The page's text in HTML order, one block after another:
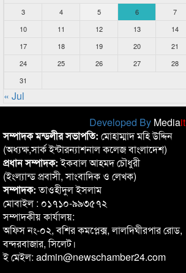
3
4 5 6 7
10
11 12 13 14
17
18 19 20 21
24
25 26 27 28
31
« Jul
Developed By Mediait
সম্পাদক মন্ডলীর সভাপতি: মোহাম্মাদ মহি উদ্দিন
(অধ্যক্ষ,সার্ক ইন্টারন্যাশনাল কলেজ বাংলাদেশ)
প্রধান সম্পাদক:ইকবাল আহমদ চৌধুরী
(ইংল্যান্ড প্রবাসী, সাংবাদিক ও লেখক)
সম্পাদক:তাওহীদুল ইসলাম
মোবাইল : ০১৭১০-৯৯৩৫৭২
সম্পাদকীয় কার্যালয়:
অফিস নং-০২, বশির কমপ্লেক্স, লালদিঘীরপার রোড,
বন্দরবাজার, সিলেট।
ই মেইল: admin@newschamber24.com